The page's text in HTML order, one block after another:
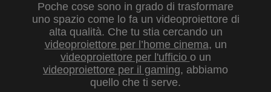
Poche cose sono in grado di trasformare
uno spazio come lo fa un videoproiettore di
alta qualità. Che tu stia cercando un
videoproiettore per l’home cinema, un
videoproiettore per l'ufficio o un
videoproiettore per il gaming, abbiamo
quello che ti serve.